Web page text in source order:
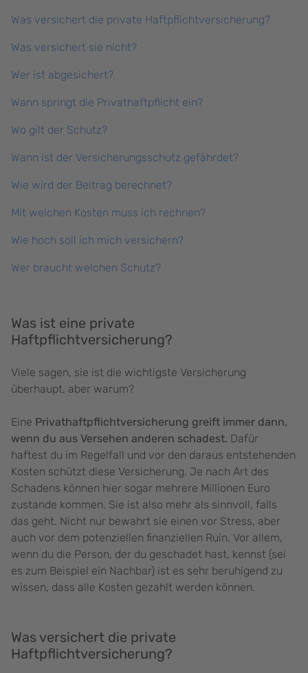
Was versichert die private Haftpflichtversicherung?
Was versichert sie nicht?
Wer ist abgesichert?
Wann springt die Privathaftpflicht ein?
Wo gilt der Schutz?
Wann ist der Versicherungsschutz gefährdet?
Wie wird der Beitrag berechnet?
Mit welchen Kosten muss ich rechnen?
Wie hoch soll ich mich versichern?
Wer braucht welchen Schutz?
Was ist eine private
Haftpflichtversicherung?
Viele sagen, sie ist die wichtigste Versicherung
überhaupt, aber warum?
Eine Privathaftpflichtversicherung greift immer dann,
wenn du aus Versehen anderen schadest. Dafür
haftest du im Regelfall und vor den daraus entstehenden
Kosten schützt diese Versicherung. Je nach Art des
Schadens können hier sogar mehrere Millionen Euro
zustande kommen. Sie ist also mehr als sinnvoll, falls
das geht. Nicht nur bewahrt sie einen vor Stress, aber
auch vor dem potenziellen finanziellen Ruin. Vor allem,
wenn du die Person, der du geschadet hast, kennst (sei
es zum Beispiel ein Nachbar) ist es sehr beruhigend zu
wissen, dass alle Kosten gezahlt werden können.
Was versichert die private
Haftpflichtversicherung?